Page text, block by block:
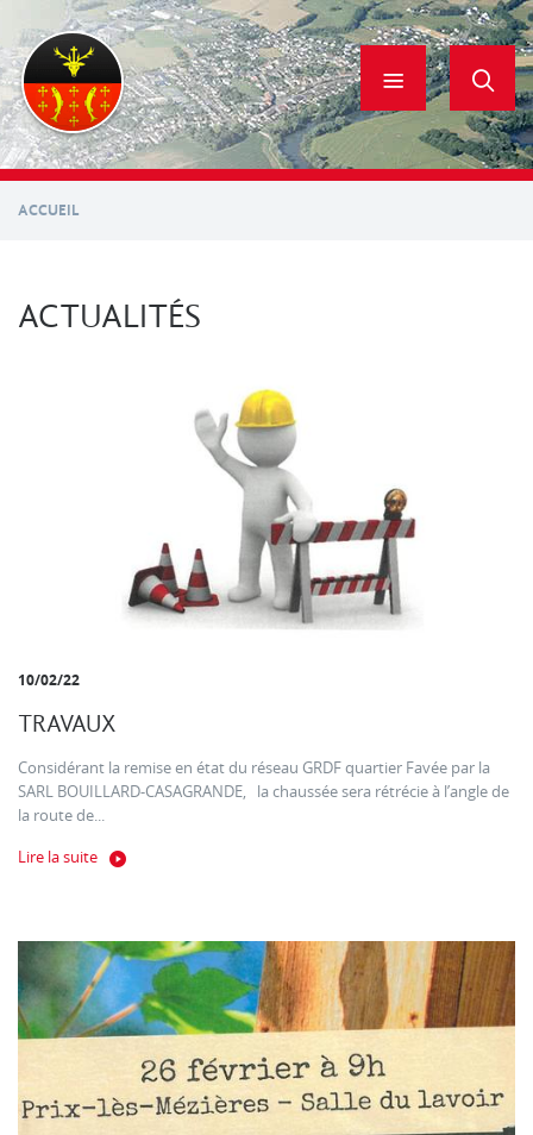
contenu
principal
ACCUEIL
ACTUALITÉS
10/02/22
TRAVAUX
Considérant la remise en état du réseau GRDF quartier Favée par la
SARL BOUILLARD-CASAGRANDE, la chaussée sera rétrécie à l’angle de
la route de...
Lire la suite